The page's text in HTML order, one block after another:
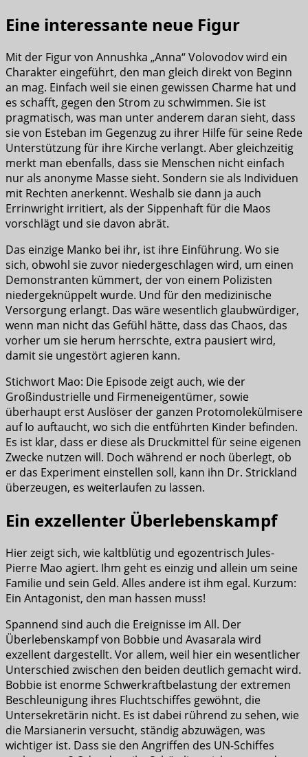
Eine interessante neue Figur
Mit der Figur von Annushka „Anna“ Volovodov wird ein
Charakter eingeführt, den man gleich direkt von Beginn
an mag. Einfach weil sie einen gewissen Charme hat und
es schafft, gegen den Strom zu schwimmen. Sie ist
pragmatisch, was man unter anderem daran sieht, dass
sie von Esteban im Gegenzug zu ihrer Hilfe für seine Rede
Unterstützung für ihre Kirche verlangt. Aber gleichzeitig
merkt man ebenfalls, dass sie Menschen nicht einfach
nur als anonyme Masse sieht. Sondern sie als Individuen
mit Rechten anerkennt. Weshalb sie dann ja auch
Errinwright irritiert, als der Sippenhaft für die Maos
vorschlägt und sie davon abrät.
Das einzige Manko bei ihr, ist ihre Einführung. Wo sie
sich, obwohl sie zuvor niedergeschlagen wird, um einen
Demonstranten kümmert, der von einem Polizisten
niedergeknüppelt wurde. Und für den medizinische
Versorgung erlangt. Das wäre wesentlich glaubwürdiger,
wenn man nicht das Gefühl hätte, dass das Chaos, das
vorher um sie herum herrschte, extra pausiert wird,
damit sie ungestört agieren kann.
Stichwort Mao: Die Episode zeigt auch, wie der
Großindustrielle und Firmeneigentümer, sowie
überhaupt erst Auslöser der ganzen Protomolekülmisere
auf Io auftaucht, wo sich die entführten Kinder befinden.
Es ist klar, dass er diese als Druckmittel für seine eigenen
Zwecke nutzen will. Doch während er noch überlegt, ob
er das Experiment einstellen soll, kann ihn Dr. Strickland
überzeugen, es weiterlaufen zu lassen.
Ein exzellenter Überlebenskampf
Hier zeigt sich, wie kaltblütig und egozentrisch Jules-
Pierre Mao agiert. Ihm geht es einzig und allein um seine
Familie und sein Geld. Alles andere ist ihm egal. Kurzum:
Ein Antagonist, den man hassen muss!
Spannend sind auch die Ereignisse im All. Der
Überlebenskampf von Bobbie und Avasarala wird
exzellent dargestellt. Vor allem, weil hier ein wesentlicher
Unterschied zwischen den beiden deutlich gemacht wird.
Bobbie ist enorme Schwerkraftbelastung der extremen
Beschleunigung ihres Fluchtschiffes gewöhnt, die
Untersekretärin nicht. Es ist dabei rührend zu sehen, wie
die Marsianerin versucht, ständig abzuwägen, was
wichtiger ist. Dass sie den Angriffen des UN-Schiffes